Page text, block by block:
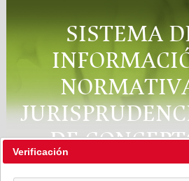
SISTEMA
DE
"RÉGIMEN
Verificación